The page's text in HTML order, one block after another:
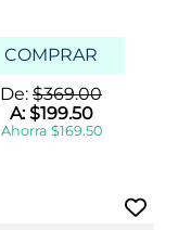
COMPRAR
De: $369.00
A:$199.50
Ahorra $169.50